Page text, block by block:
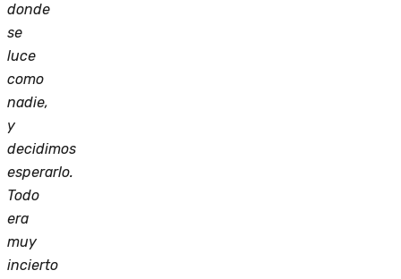
donde
se
luce
como
nadie,
y
decidimos
esperarlo.
Todo
era
muy
incierto